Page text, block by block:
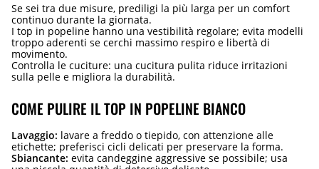
Se sei tra due misure, prediligi la più larga per un comfort
continuo durante la giornata.
I top in popeline hanno una vestibilità regolare; evita modelli
troppo aderenti se cerchi massimo respiro e libertà di
movimento.
Controlla le cuciture: una cucitura pulita riduce irritazioni
sulla pelle e migliora la durabilità.
COME PULIRE IL TOP IN POPELINE BIANCO
Lavaggio: lavare a freddo o tiepido, con attenzione alle
etichette; preferisci cicli delicati per preservare la forma.
Sbiancante: evita candeggine aggressive se possibile; usa